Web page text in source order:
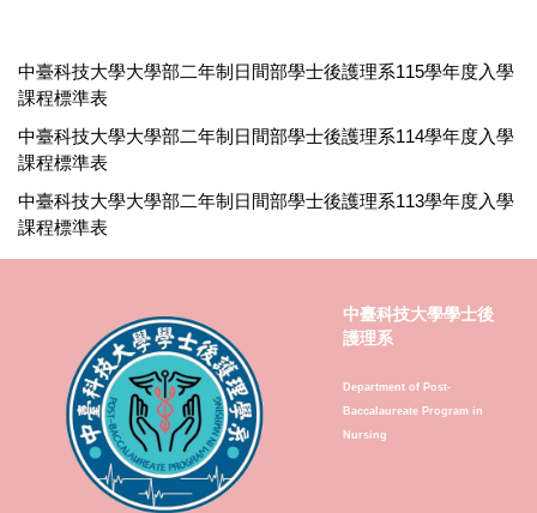
中臺科技大學大學部二年制日間部學士後護理系115學年度入學
課程標準表
中臺科技大學大學部二年制日間部學士後護理系114學年度入學
課程標準表
中臺科技大學大學部二年制日間部學士後護理系113學年度入學
課程標準表
中臺科技大學學士後
護理系
Department of Post-
Baccalaureate Program in
Nursing